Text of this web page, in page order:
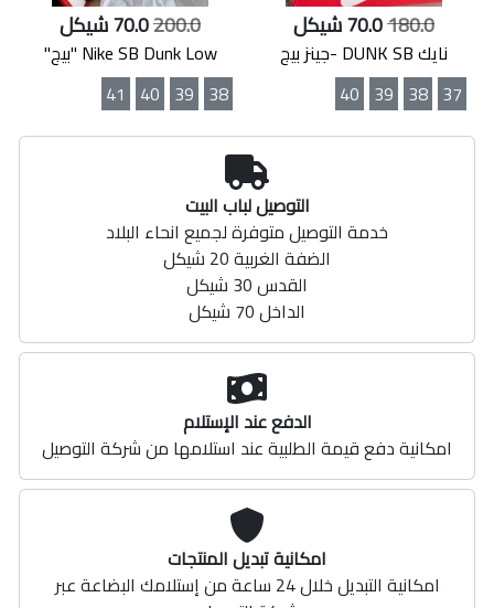
180.0
نايك DUNK SB -جينز بيج
37
38
39
40
200.0
Nike SB Dunk Low "بيج"
38
39
40
41
التوصيل لباب البيت
خدمة التوصيل متوفرة لجميع انحاء البلاد
الضفة الغربية 20 شيكل
القدس 30 شيكل
الداخل 70 شيكل
الدفع عند الإستلام
امكانية دفع قيمة الطلبية عند استلامها من شركة التوصيل
امكانية تبديل المنتجات
امكانية التبديل خلال 24 ساعة من إستلامك البضاعة عبر